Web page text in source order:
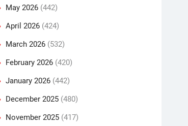
May 2026 (442)
April 2026 (424)
March 2026 (532)
February 2026 (420)
January 2026 (442)
December 2025 (480)
November 2025 (417)